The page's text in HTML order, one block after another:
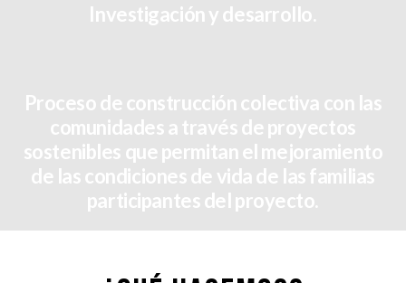
Investigación y desarrollo.
Proceso de construcción colectiva con las
comunidades a través de proyectos
sostenibles que permitan el mejoramiento
de las condiciones de vida de las familias
participantes del proyecto.